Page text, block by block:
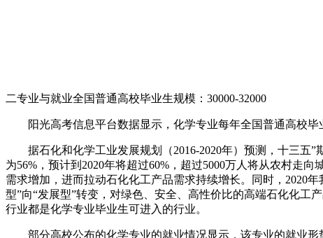
二专业与就业全国普通高校毕业生规模：30000-32000
阳光高考信息平台数据显示，化学专业每年全国普通高校毕
据石化和化学工业发展规划（2016-2020年）预测，十三五
为56%，预计到2020年将超过60%，超过5000万人将从农村走
需求增加，进而拉动石化化工产品需求持续增长。同时，2020
型”向“发展型”转变，对绿色、安全、高性价比的高端石化化工
行业都是化学专业毕业生可进入的行业。
部分高校公布的化学专业的就业情况显示，该专业的就业形